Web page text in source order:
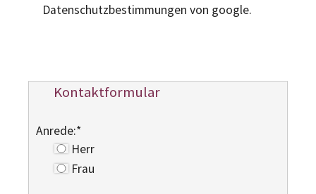
Datenschutzbestimmungen von google.
Kontaktformular
Anrede:*
Herr
Frau